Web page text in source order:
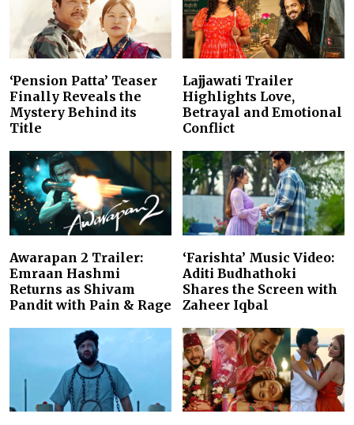
‘Pension Patta’ Teaser
Finally Reveals the
Mystery Behind its
Title
Lajjawati Trailer
Highlights Love,
Betrayal and Emotional
Conflict
Awarapan 2 Trailer:
Emraan Hashmi
Returns as Shivam
Pandit with Pain & Rage
‘Farishta’ Music Video:
Aditi Budhathoki
Shares the Screen with
Zaheer Iqbal